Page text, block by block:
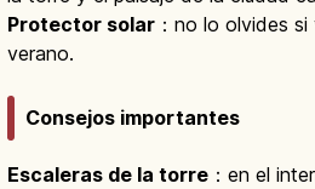
Protector solar ：no lo olvides
verano.
Consejos importantes
Escaleras de la torre ：en el